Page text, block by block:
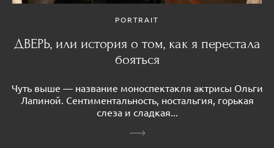
PORTRAIT
ДВЕРЬ, или история о том, как я перестала
бояться
Чуть выше — название моноспектакля актрисы Ольги
Лапиной. Сентиментальность, ностальгия, горькая
слеза и сладкая...